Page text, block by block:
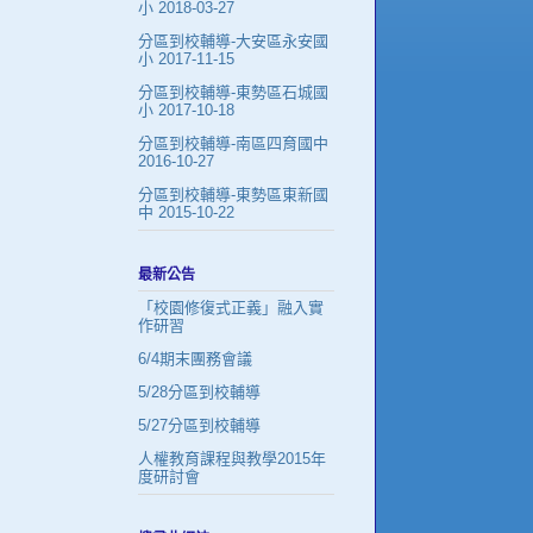
小 2018-03-27
分區到校輔導-大安區永安國
小 2017-11-15
分區到校輔導-東勢區石城國
小 2017-10-18
分區到校輔導-南區四育國中
2016-10-27
分區到校輔導-東勢區東新國
中 2015-10-22
最新公告
「校園修復式正義」融入實
作研習
6/4期末團務會議
5/28分區到校輔導
5/27分區到校輔導
人權教育課程與教學2015年
度研討會